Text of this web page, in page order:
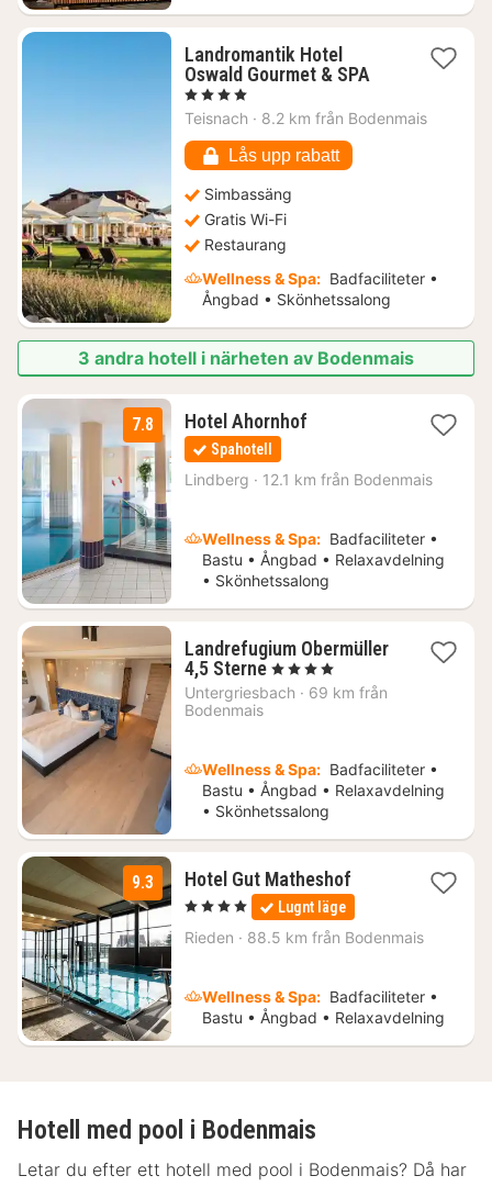
Landromantik Hotel
Oswald Gourmet & SPA1
från
, 4 Stjärnor
Teisnach · 8.2 km från Bodenmais
Lås upp rabatt
Simbassäng
Gratis Wi-Fi
Restaurang
Wellness & Spa: Badfaciliteter •
Ångbad • Skönhetssalong
3 andra hotell i närheten av Bodenmais
7.8 Hotel Ahornhof1
1085
Spahotell
Lindberg · 12.1 km från Bodenmais
Wellness & Spa: Badfaciliteter •
Bastu • Ångbad • Relaxavdelning
• Skönhetssalong
Landrefugium Obermüller
4,5 Sterne1
natt
, 4 Stjärnor
Untergriesbach · 69 km från
Bodenmais
Wellness & Spa: Badfaciliteter •
Bastu • Ångbad • Relaxavdelning
• Skönhetssalong
9.3 Hotel Gut Matheshof1
natt
från
1896
, 4 Stjärnor Lugnt läge
Rieden · 88.5 km från Bodenmais
Wellness & Spa: Badfaciliteter •
Bastu • Ångbad • Relaxavdelning
Hotell med pool i Bodenmais
Letar du efter ett hotell med pool i Bodenmais? Då har